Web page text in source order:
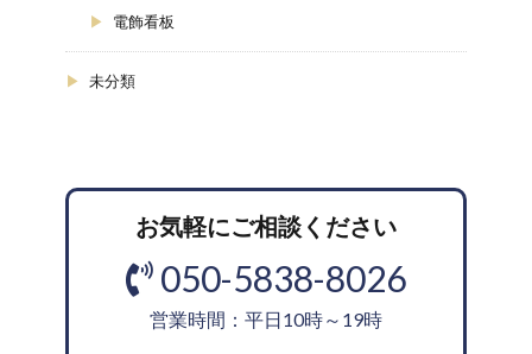
電飾看板
未分類
お気軽にご相談ください
050-5838-8026
営業時間：平日10時～19時